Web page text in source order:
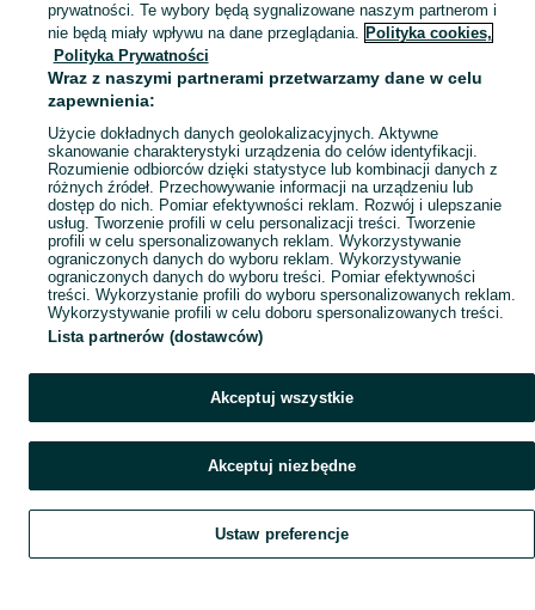
Mapa kategorii
Mapa miejscowości
Mapa ministron
Szukaj Obserwujesz Dodaj Czat Konto
prywatności. Te wybory będą sygnalizowane naszym partnerom i
nie będą miały wpływu na dane przeglądania. Polityka cookies,
Polityka Prywatności
Wraz z naszymi partnerami przetwarzamy dane w celu
zapewnienia:
Użycie dokładnych danych geolokalizacyjnych. Aktywne
skanowanie charakterystyki urządzenia do celów identyfikacji.
Rozumienie odbiorców dzięki statystyce lub kombinacji danych z
różnych źródeł. Przechowywanie informacji na urządzeniu lub
dostęp do nich. Pomiar efektywności reklam. Rozwój i ulepszanie
usług. Tworzenie profili w celu personalizacji treści. Tworzenie
profili w celu spersonalizowanych reklam. Wykorzystywanie
ograniczonych danych do wyboru reklam. Wykorzystywanie
ograniczonych danych do wyboru treści. Pomiar efektywności
treści. Wykorzystanie profili do wyboru spersonalizowanych reklam.
Wykorzystywanie profili w celu doboru spersonalizowanych treści.
Lista partnerów (dostawców)
Akceptuj wszystkie
Akceptuj niezbędne
Ustaw preferencje